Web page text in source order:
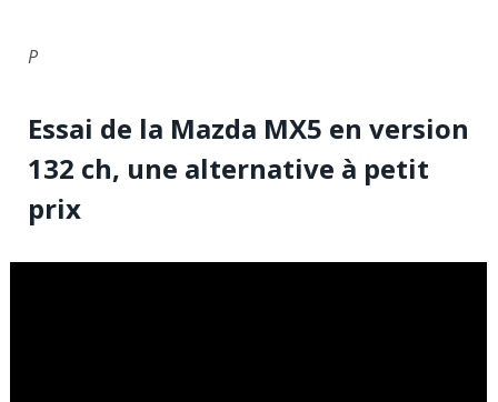
P
Essai de la Mazda MX5 en version
132 ch, une alternative à petit
prix